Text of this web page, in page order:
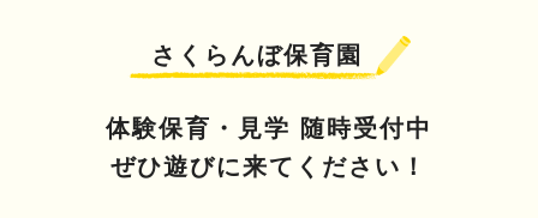
さくらんぼ保育園
体験保育・見学 随時受付中
ぜひ遊びに来てください！